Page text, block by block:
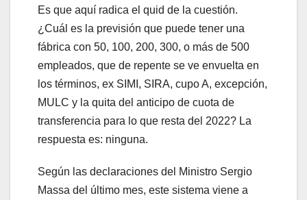
Es que aquí radica el quid de la cuestión.
¿Cuál es la previsión que puede tener una
fábrica con 50, 100, 200, 300, o más de 500
empleados, que de repente se ve envuelta en
los términos, ex SIMI, SIRA, cupo A, excepción,
MULC y la quita del anticipo de cuota de
transferencia para lo que resta del 2022? La
respuesta es: ninguna.
Según las declaraciones del Ministro Sergio
Massa del último mes, este sistema viene a